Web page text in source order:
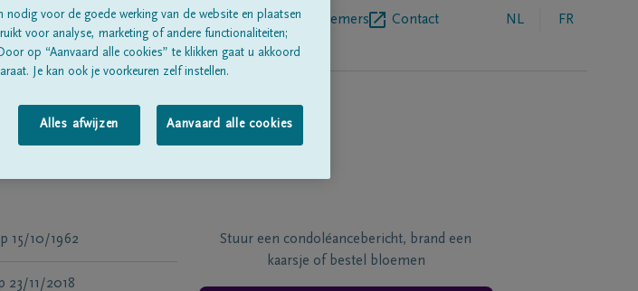
Alle rouwberichtenOver onsBegrafenisondernemers Contact NL FR
15/10/1962
23/11/2018
Stuur een condoléancebericht, brand een
kaarsje of bestel bloemen
voor de goede werking van de website en plaatsen
voor analyse, marketing of andere functionaliteiten;
op “Aanvaard alle cookies” te klikken gaat u akkoord
Je kan ook je voorkeuren zelf instellen.
Alles afwijzen Aanvaard alle cookies